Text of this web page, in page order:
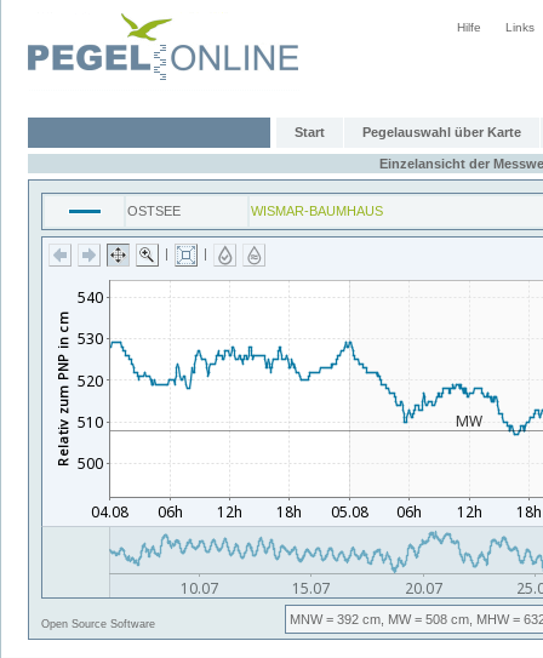
Hilfe Links
Start Pegelauswahl über Karte
Einzelansicht der
OSTSEE WISMAR-BAUMHAUS
| |
Open Source Software MNW= 392 cm, MW= 508 cm, MHW=